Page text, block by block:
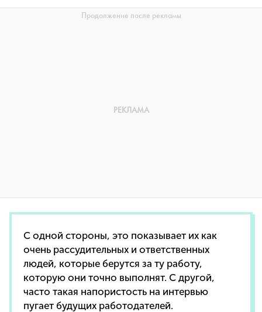
С одной стороны, это показывает их как
очень рассудительных и ответственных
людей, которые берутся за ту работу,
которую они точно выполнят. С другой,
часто такая напористость на интервью
пугает будущих работодателей.